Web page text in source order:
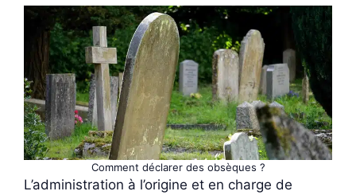
Comment déclarer des obsèques ?
L’administration à l’origine et en charge de